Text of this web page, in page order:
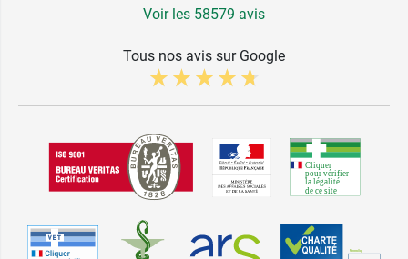
Voir les 58579 avis
Tous nos avis sur Google